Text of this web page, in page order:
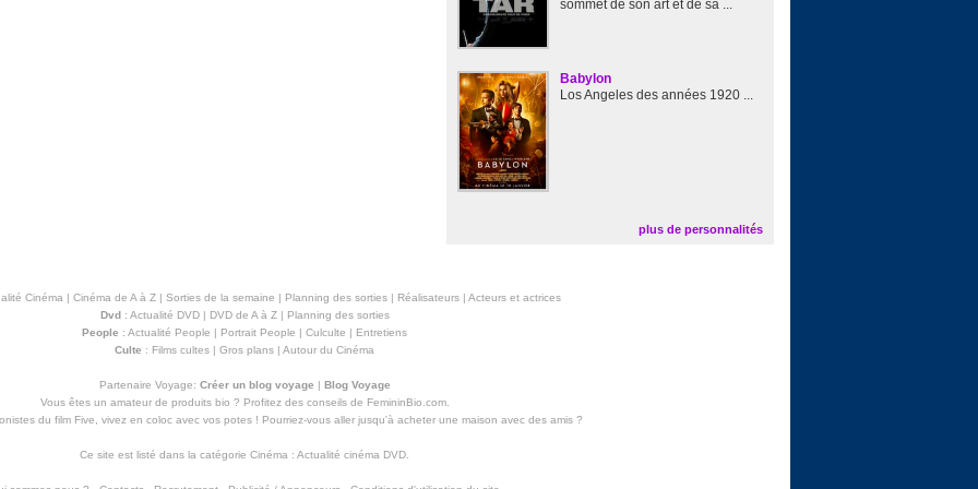
sommet de son art et de sa ...
Babylon
Los Angeles des années 1920 ...
plus de personnalités
Cinéma | Cinéma de A à Z| Sorties de la semaine | Planning des sorties| Réalisateurs| Acteurs et actrices
Dvd: Actualité DVD| DVD de A à Z| Planning des sorties
People : Actualité People | Portrait People | Culculte | Entretiens
Culte : Films cultes | Gros plans | Autour du Cinéma
Partenaire Voyage: Créer un blog voyage | Blog Voyage
Vous êtes un amateur de produits bio ? Profitez des conseils de FemininBio.com.
du film Five, vivez en coloc avec vos potes ! Pourriez-vous aller jusqu'à acheter une maison avec des amis?
Ce site est listé dans la catégorie Cinéma : Actualité cinéma DVD